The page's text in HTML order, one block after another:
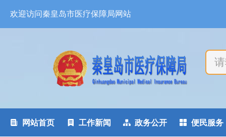
欢迎访问秦皇岛市医疗保障局网站
 网站首页  工作新闻  政务公开  便民服务